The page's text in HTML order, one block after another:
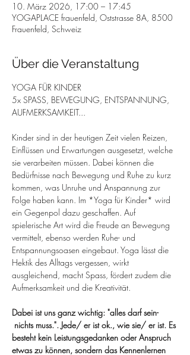
10. März 2026, 17:00 – 17:45
YOGAPLACE frauenfeld, Oststrasse 8A, 8500
Frauenfeld, Schweiz
Über die Veranstaltung
YOGA FÜR KINDER
5x SPASS, BEWEGUNG, ENTSPANNUNG,
AUFMERKSAMKEIT...
Kinder sind in der heutigen Zeit vielen Reizen,
Einflüssen und Erwartungen ausgesetzt, welche
sie verarbeiten müssen. Dabei können die
Bedürfnisse nach Bewegung und Ruhe zu kurz
kommen, was Unruhe und Anspannung zur
Folge haben kann. Im *Yoga für Kinder* wird
ein Gegenpol dazu geschaffen. Auf
spielerische Art wird die Freude an Bewegung
vermittelt, ebenso werden Ruhe- und
Entspannungsoasen eingebaut. Yoga lässt die
Hektik des Alltags vergessen, wirkt
ausgleichend, macht Spass, fördert zudem die
Aufmerksamkeit und die Kreativität.
Dabei ist uns ganz wichtig: "alles darf sein-
nichts muss.". Jede/ er ist ok., wie sie/ er ist. Es
besteht kein Leistungsgedanken oder Anspruch
etwas zu können, sondern das Kennenlernen